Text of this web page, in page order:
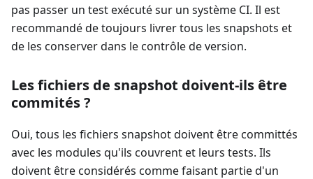
pas passer un test exécuté sur un système CI. Il est
recommandé de toujours livrer tous les snapshots et
de les conserver dans le contrôle de version.
Les fichiers de snapshot doivent-ils être
commités ?
Oui, tous les fichiers snapshot doivent être committés
avec les modules qu'ils couvrent et leurs tests. Ils
doivent être considérés comme faisant partie d'un